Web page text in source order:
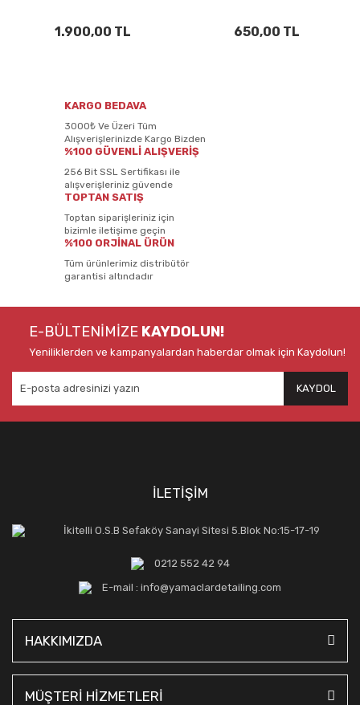
1.900,00 TL 650,00 TL
KARGO BEDAVA
3000₺ Ve Üzeri Tüm
Alışverişlerinizde Kargo Bizden
%100 GÜVENLİ ALIŞVERİŞ
256 Bit SSL Sertifikası ile
alışverişleriniz güvende
TOPTAN SATIŞ
Toptan siparişleriniz için
bizimle iletişime geçin
%100 ORJİNAL ÜRÜN
Tüm ürünlerimiz distribütör
garantisi altındadır
E-BÜLTENİMİZE KAYDOLUN!
Yeniliklerden ve kampanyalardan haberdar olmak için Kaydolun!
KAYDOL
İLETİŞİM
İkitelli O.S.B Sefaköy Sanayi Sitesi 5.Blok No:15-17-19
0212 552 42 94
E-mail : info@yamaclardetailing.com
HAKKIMIZDA
MÜŞTERİ HİZMETLERİ